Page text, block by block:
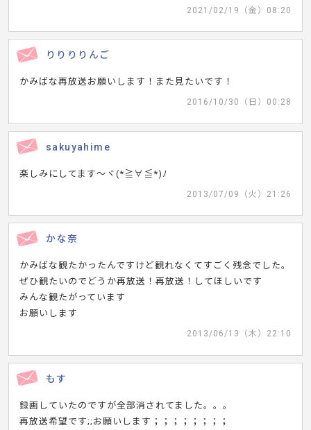
2021/02/19（金）08:20
りりりりんご
かみばな再放送お願いします！また見たいです！
2016/10/30（日）00:28
sakuyahime
楽しみにしてます～ヾ(*≧∀≦*)ﾉ
2013/07/09（火）21:26
かな奈
かみばな観たかったんですけど観れなくてすごく残念でした。
ぜひ観たいのでどうか再放送！再放送！してほしいです
みんな観たがっています
お願いします
2013/06/13（木）22:10
もす
録画していたのですが全部消されてました。。。
再放送希望です;;お願いします；；；；；；；；